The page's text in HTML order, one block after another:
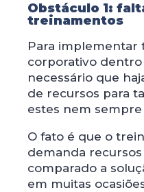
Obstáculo 1:
treinamentos
Para implementar
corporativo dentro
necessário que
de recursos para
estes nem
O fato é que o
demanda
comparado a
em muitas